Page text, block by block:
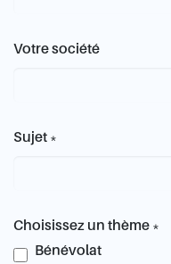
Votre société
Sujet *
Choisissez un thème *
Bénévolat